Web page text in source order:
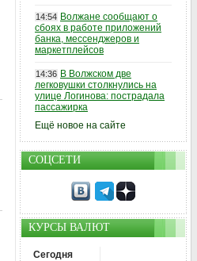
14:54 Волжане сообщают о
сбоях в работе приложений
банка, мессенджеров и
маркетплейсов
14:36 В Волжском две
легковушки столкнулись на
улице Логинова: пострадала
пассажирка
Ещё новое на сайте
СОЦСЕТИ
КУРСЫ ВАЛЮТ
Сегодня